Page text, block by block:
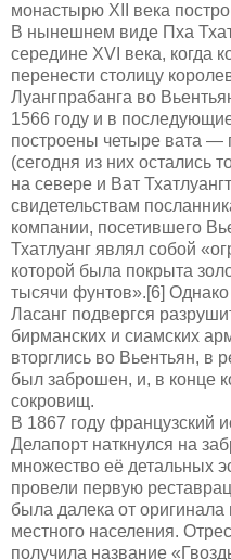
монастырю XII века
В нынешнем виде Пха
середине XVI века, когда
перенести столицу
Луангпрабанга во
1566 году и в
построены четыре вата —
(сегодня из них остались
на севере и Ват
свидетельствам
компании, посетившего
Тхатлуанг являл собой
которой была покрыта
тысячи фунтов».[6]
Ласанг подвергся
бирманских и сиамских
вторглись во Вьентьян, в
был заброшен, и, в конце
сокровищ.
В 1867 году французский
Делапорт наткнулся на
множество её детальных
провели первую
была далека от
местного населения.
получила название